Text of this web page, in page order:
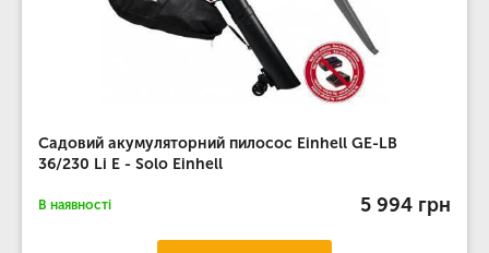
Садовий акумуляторний пилосос Einhell GE-LB
36/230 Li E - Solo Einhell
В наявності 5 994 грн